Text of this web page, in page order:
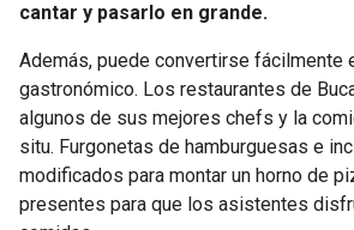
cantar y pasarlo en grande.
Además, puede convertirse fácilmente
gastronómico. Los restaurantes de
algunos de sus mejores chefs y la
situ. Furgonetas de hamburguesas e
modificados para montar un horno de
presentes para que los asistentes